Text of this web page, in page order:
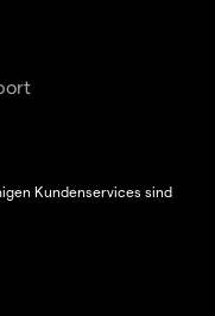
Kundenservices sind